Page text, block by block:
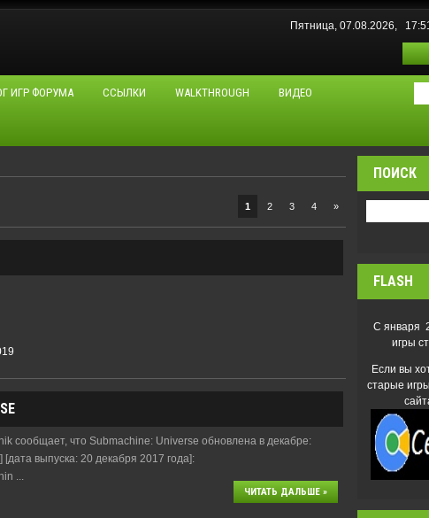
Пятница, 07.08.2026,
ИГР ФОРУМА ССЫЛКИ WALKTHROUGH ВИДЕО
1 2 3 4 »
сообщает, что Submachine: Universe обновлена в декабре:
[дата выпуска: 20 декабря 2017 года]:
ЧИТАТЬ ДАЛЬШЕ »
ПОИСК
FLASH
С января
игры
Если вы
старые